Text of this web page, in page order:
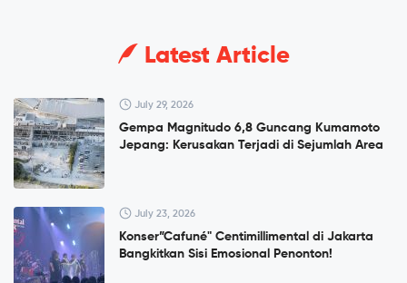
Latest Article
July 29, 2026
Gempa Magnitudo 6,8 Guncang Kumamoto
Jepang: Kerusakan Terjadi di Sejumlah Area
July 23, 2026
Konser”Cafuné" Centimillimental di Jakarta
Bangkitkan Sisi Emosional Penonton!